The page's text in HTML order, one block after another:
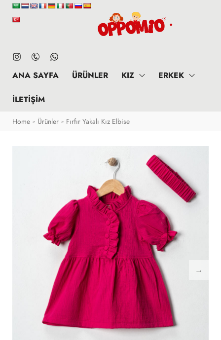
ANA SAYFA ÜRÜNLER KIZ ERKEK
İLETIŞIM
Home > Ürünler > Fırfır Yakalı Kız Elbise